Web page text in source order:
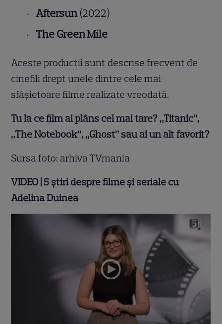
Aftersun(2022)
The Green Mile
Aceste producții sunt descrise frecvent de
cinefili drept unele dintre cele mai
sfâșietoare filme realizate vreodată.
Tu la ce film ai plâns cel mai tare? „Titanic”,
„The Notebook”, „Ghost” sau ai un alt favorit?
Sursa foto: arhiva TVmania
VIDEO | 5 știri despre filme și seriale cu
Adelina Duinea